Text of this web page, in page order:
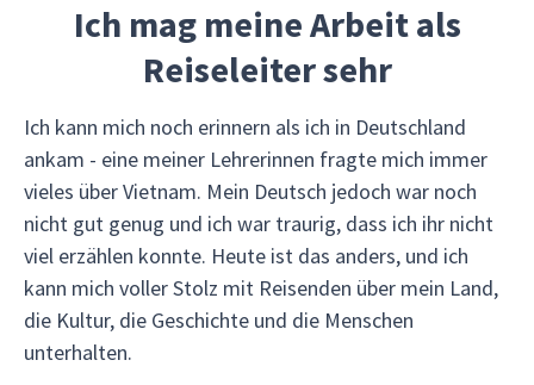
Ich mag meine Arbeit als
Reiseleiter sehr
Ich kann mich noch erinnern als ich in Deutschland
ankam - eine meiner Lehrerinnen fragte mich immer
vieles über Vietnam. Mein Deutsch jedoch war noch
nicht gut genug und ich war traurig, dass ich ihr nicht
viel erzählen konnte. Heute ist das anders, und ich
kann mich voller Stolz mit Reisenden über mein Land,
die Kultur, die Geschichte und die Menschen
unterhalten.